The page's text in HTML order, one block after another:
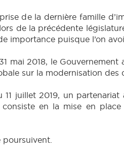
de la dernière famille
de la précédente
importance puisque l’on
mai 2018, le
sur la modernisation des
11 juillet 2019, un
en la mise en